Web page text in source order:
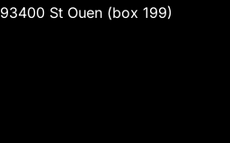
St Ouen (box 199)